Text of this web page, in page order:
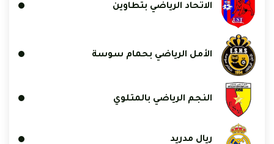
الاتحاد الرياضي بتطاوين
الأمل الرياضي بحمام سوسة
النجم الرياضي بالمتلوي
ريال مدريد